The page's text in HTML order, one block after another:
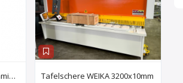
DROOP & REIN - SZ100 Schmiernutenziehmaschine
Tafelschere WEIKA 3200x10mm